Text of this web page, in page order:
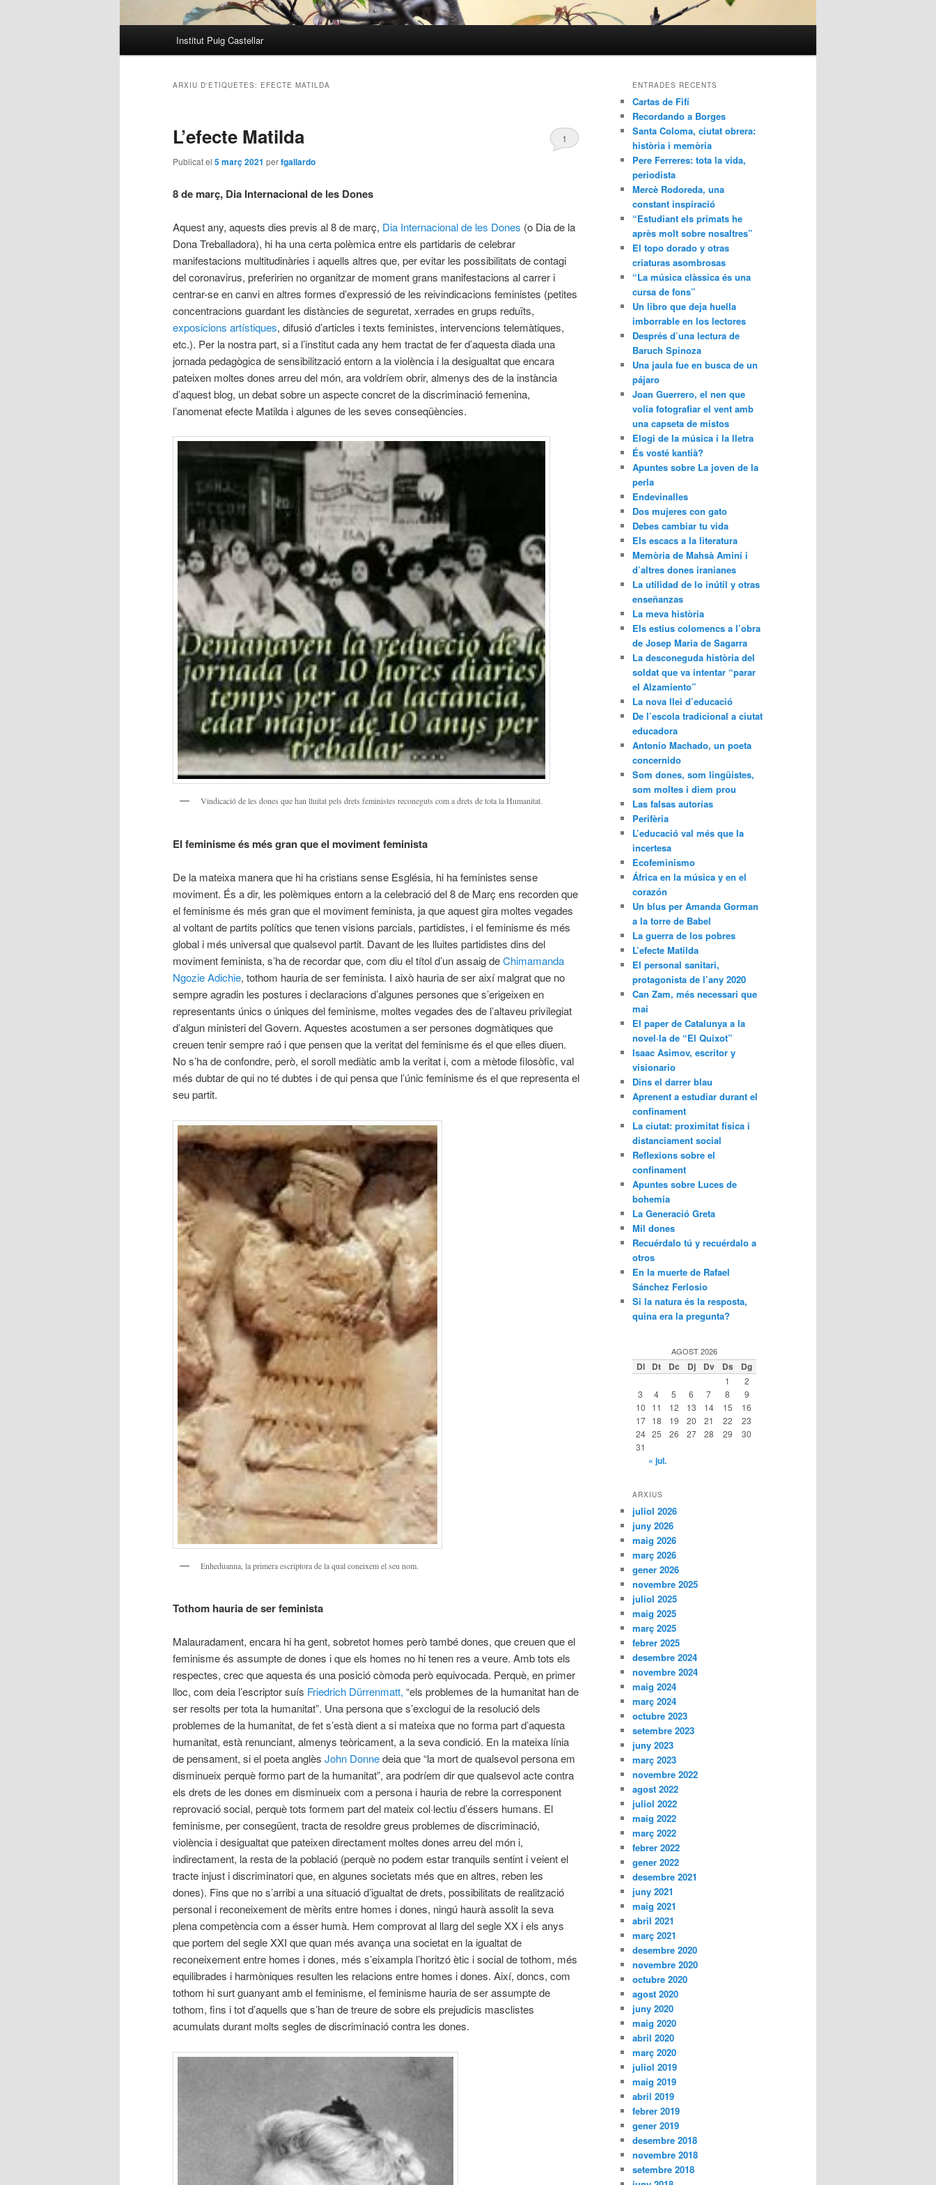
Institut Puig Castellar
ARXIU D'ETIQUETES: EFECTE MATILDA
L’efecte Matilda
Publicat el 5 març 2021 perfgallardo
1
8 de març, Dia Internacional de les Dones
Aquest any, aquests dies previs al 8 de març, Dia Internacional de les Dones (o Dia de la
Dona Treballadora), hi ha una certa polèmica entre els partidaris de celebrar
manifestacions multitudinàries i aquells altres que, per evitar les possibilitats de contagi
del coronavirus, preferirien no organitzar de moment grans manifestacions al carrer i
centrar-se en canvi en altres formes d’expressió de les reivindicacions feministes (petites
concentracions guardant les distàncies de seguretat, xerrades en grups reduïts,
exposicions artístiques, difusió d’articles i texts feministes, intervencions telemàtiques,
etc.). Per la nostra part, si a l’institut cada any hem tractat de fer d’aquesta diada una
jornada pedagògica de sensibilització entorn a la violència i la desigualtat que encara
pateixen moltes dones arreu del món, ara voldríem obrir, almenys des de la instància
d’aquest blog, un debat sobre un aspecte concret de la discriminació femenina,
l’anomenat efecte Matilda i algunes de les seves conseqüències.
Vindicació de les dones que han lluitat pels drets feministes reconeguts com a drets de tota la Humanitat.
El feminisme és més gran que el moviment feminista
De la mateixa manera que hi ha cristians sense Església, hi ha feministes sense
moviment. És a dir, les polèmiques entorn a la celebració del 8 de Març ens recorden que
el feminisme és més gran que el moviment feminista, ja que aquest gira moltes vegades
al voltant de partits polítics que tenen visions parcials, partidistes, i el feminisme és més
global i més universal que qualsevol partit. Davant de les lluites partidistes dins del
moviment feminista, s’ha de recordar que, com diu el títol d’un assaig deChimamanda
Ngozie Adichie, tothom hauria de ser feminista. I això hauria de ser així malgrat que no
sempre agradin les postures i declaracions d’algunes persones que s’erigeixen en
representants únics o úniques del feminisme, moltes vegades des de l’altaveu privilegiat
d’algun ministeri del Govern. Aquestes acostumen a ser persones dogmàtiques que
creuen tenir sempre raó i que pensen que la veritat del feminisme és el que elles diuen.
No s’ha de confondre, però, el soroll mediàtic amb la veritat i, com a mètode filosòfic, val
més dubtar de qui no té dubtes i de qui pensa que l’únic feminisme és el que representa el
seu partit.
Enheduanna, la primera escriptora de la qual coneixem el seu nom.
Tothom hauria de ser feminista
Malauradament, encara hi ha gent, sobretot homes però també dones, que creuen que el
feminisme és assumpte de dones i que els homes no hi tenen res a veure. Amb tots els
respectes, crec que aquesta és una posició còmoda però equivocada. Perquè, en primer
lloc, com deia l’escriptor suís Friedrich Dürrenmatt, “els problemes de la humanitat han de
ser resolts per tota la humanitat”. Una persona que s’exclogui de la resolució dels
problemes de la humanitat, de fet s’està dient a si mateixa que no forma part d’aquesta
humanitat, està renunciant, almenys teòricament, a la seva condició. En la mateixa línia
de pensament, si el poeta anglès John Donnedeia que “la mort de qualsevol persona em
disminueix perquè formo part de la humanitat”, ara podríem dir que qualsevol acte contra
els drets de les dones em disminueix com a persona i hauria de rebre la corresponent
reprovació social, perquè tots formem part del mateix col·lectiu d’éssers humans. El
feminisme, per consegüent, tracta de resoldre greus problemes de discriminació,
violència i desigualtat que pateixen directament moltes dones arreu del món i,
indirectament, la resta de la població (perquè no podem estar tranquils sentint i veient el
tracte injust i discriminatori que, en algunes societats més que en altres, reben les
dones). Fins que no s’arribi a una situació d’igualtat de drets, possibilitats de realització
personal i reconeixement de mèrits entre homes i dones, ningú haurà assolit la seva
plena competència com a ésser humà. Hem comprovat al llarg del segle XX i els anys
que portem del segle XXI que quan més avança una societat en la igualtat de
reconeixement entre homes i dones, més s’eixampla l’horitzó ètic i social de tothom, més
equilibrades i harmòniques resulten les relacions entre homes i dones. Així, doncs, com
tothom hi surt guanyant amb el feminisme, el feminisme hauria de ser assumpte de
tothom, fins i tot d’aquells que s’han de treure de sobre els prejudicis masclistes
acumulats durant molts segles de discriminació contra les dones.
ENTRADES RECENTS
Cartas de Fifí
Recordando a Borges
Santa Coloma, ciutat obrera:
història i memòria
Pere Ferreres: tota la vida,
periodista
Mercè Rodoreda, una
constant inspiració
“Estudiant els primats he
après molt sobre nosaltres”
El topo dorado y otras
criaturas asombrosas
“La música clàssica és una
cursa de fons”
Un libro que deja huella
imborrable en los lectores
Després d’una lectura de
Baruch Spinoza
Una jaula fue en busca de un
pájaro
Joan Guerrero, el nen que
volia fotografiar el vent amb
una capseta de mistos
Elogi de la música i la lletra
És vosté kantià?
Apuntes sobre La joven de la
perla
Endevinalles
Dos mujeres con gato
Debes cambiar tu vida
Els escacs a la literatura
Memòria de Mahsà Aminí i
d’altres dones iranianes
La utilidad de lo inútil y otras
enseñanzas
La meva història
Els estius colomencs a l’obra
de Josep Maria de Sagarra
La desconeguda història del
soldat que va intentar “parar
el Alzamiento”
La nova llei d’educació
De l’escola tradicional a ciutat
educadora
Antonio Machado, un poeta
concernido
Som dones, som lingüistes,
som moltes i diem prou
Las falsas autorías
Perifèria
L’educació val més que la
incertesa
Ecofeminismo
África en la música y en el
corazón
Un blus per Amanda Gorman
a la torre de Babel
La guerra de los pobres
L’efecte Matilda
El personal sanitari,
protagonista de l’any 2020
Can Zam, més necessari que
mai
El paper de Catalunya a la
novel·la de “El Quixot”
Isaac Asimov, escritor y
visionario
Dins el darrer blau
Aprenent a estudiar durant el
confinament
La ciutat: proximitat física i
distanciament social
Reflexions sobre el
confinament
Apuntes sobre Luces de
bohemia
La Generació Greta
Mil dones
Recuérdalo tú y recuérdalo a
otros
En la muerte de Rafael
Sánchez Ferlosio
Si la natura és la resposta,
quina era la pregunta?
AGOST 2026
Dl Dt Dc Dj Dv Ds Dg
1
2
3
4 5 6 7 8
9
10
11 12 13 14 15
16
17
18 19 20 21 22
23
24 25 26 27 28 29
30
31
« jul.
ARXIUS
juliol 2026
juny 2026
maig 2026
març 2026
gener 2026
novembre 2025
juliol 2025
maig 2025
març 2025
febrer 2025
desembre 2024
novembre 2024
maig 2024
març 2024
octubre 2023
setembre 2023
juny 2023
març 2023
novembre 2022
agost 2022
juliol 2022
maig 2022
març 2022
febrer 2022
gener 2022
desembre 2021
juny 2021
maig 2021
abril 2021
març 2021
desembre 2020
novembre 2020
octubre 2020
agost 2020
juny 2020
maig 2020
abril 2020
març 2020
juliol 2019
maig 2019
abril 2019
febrer 2019
gener 2019
desembre 2018
novembre 2018
setembre 2018